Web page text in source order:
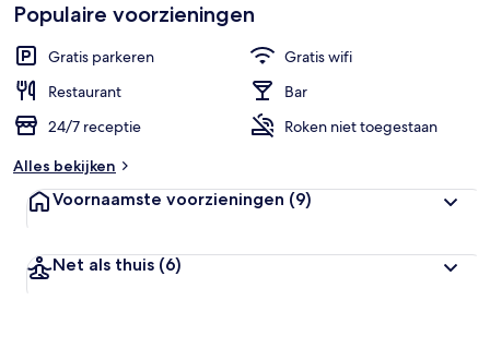
Populaire voorzieningen
Gratis parkeren
Gratis wifi
Restaurant
Bar
24/7 receptie
Roken niet toegestaan
Alles bekijken
Voornaamste voorzieningen (9)
Net als thuis (6)